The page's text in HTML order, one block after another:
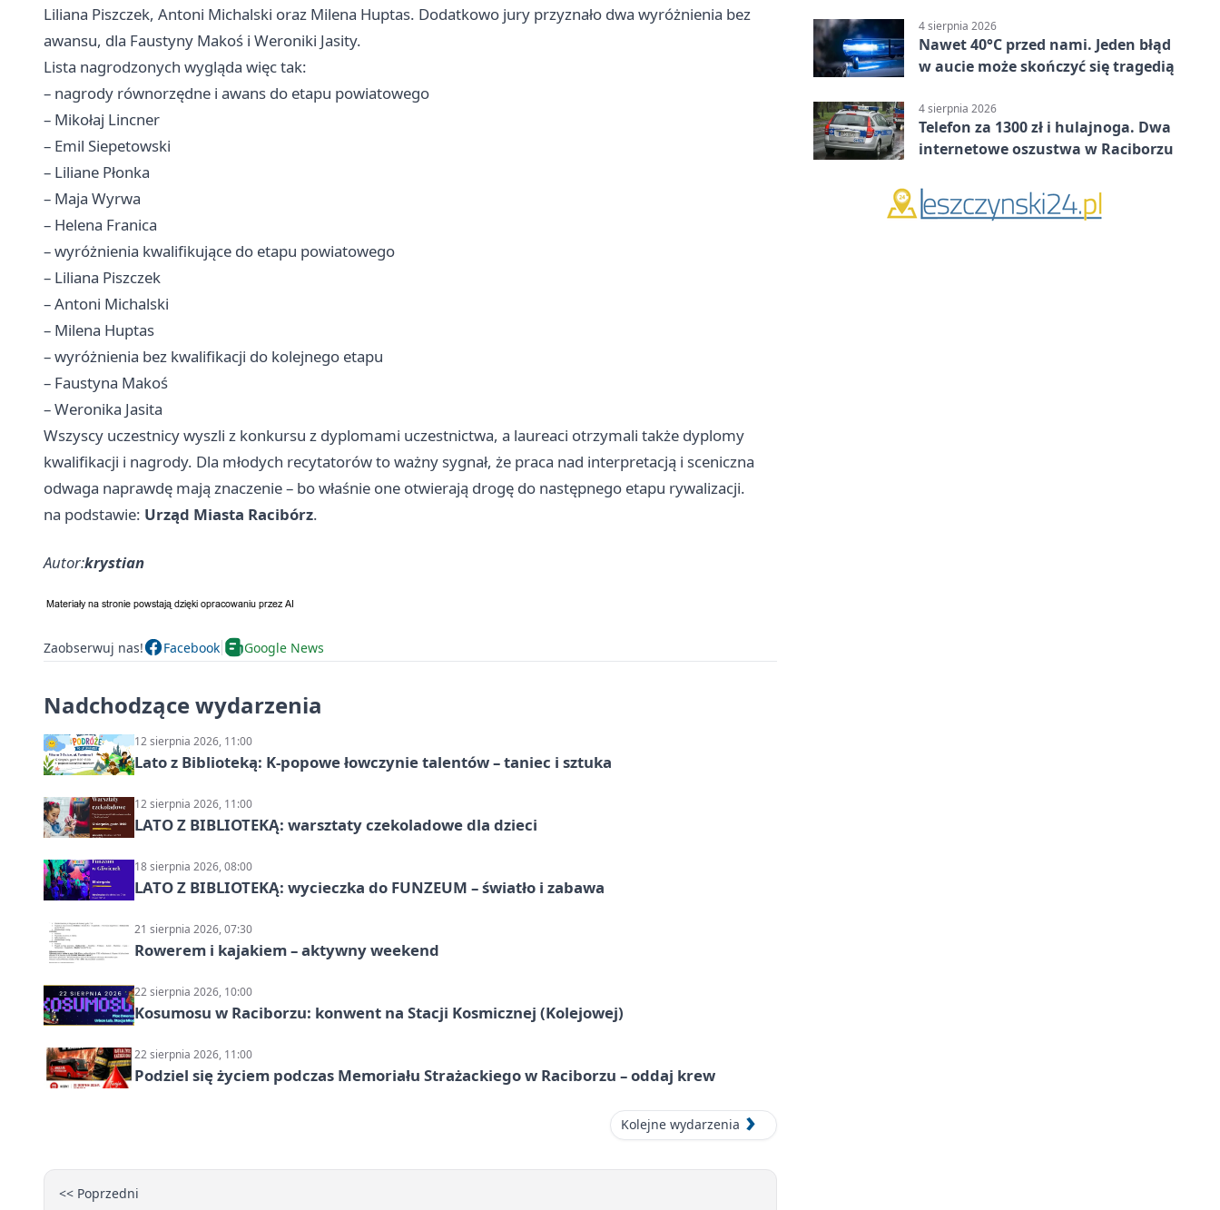
Liliana Piszczek, Antoni Michalski oraz Milena Huptas. Dodatkowo jury przyznało dwa wyróżnienia bez
awansu, dla Faustyny Makoś i Weroniki Jasity.
Lista nagrodzonych wygląda więc tak:
– nagrody równorzędne i awans do etapu powiatowego
– Mikołaj Lincner
– Emil Siepetowski
– Liliane Płonka
– Maja Wyrwa
– Helena Franica
– wyróżnienia kwalifikujące do etapu powiatowego
– Liliana Piszczek
– Antoni Michalski
– Milena Huptas
– wyróżnienia bez kwalifikacji do kolejnego etapu
– Faustyna Makoś
– Weronika Jasita
Wszyscy uczestnicy wyszli z konkursu z dyplomami uczestnictwa, a laureaci otrzymali także dyplomy
kwalifikacji i nagrody. Dla młodych recytatorów to ważny sygnał, że praca nad interpretacją i sceniczna
odwaga naprawdę mają znaczenie – bo właśnie one otwierają drogę do następnego etapu rywalizacji.
na podstawie: Urząd Miasta Racibórz.
Autor:krystian
Zaobserwuj nas! Facebook Google News
Nadchodzące wydarzenia
12 sierpnia 2026, 11:00
Lato z Biblioteką: K-popowe łowczynie talentów – taniec i sztuka
12 sierpnia 2026, 11:00
LATO Z BIBLIOTEKĄ: warsztaty czekoladowe dla dzieci
18 sierpnia 2026, 08:00
LATO Z BIBLIOTEKĄ: wycieczka do FUNZEUM – światło i zabawa
21 sierpnia 2026, 07:30
Rowerem i kajakiem – aktywny weekend
22 sierpnia 2026, 10:00
Kosumosu w Raciborzu: konwent na Stacji Kosmicznej (Kolejowej)
22 sierpnia 2026, 11:00
Podziel się życiem podczas Memoriału Strażackiego w Raciborzu – oddaj krew
Kolejne wydarzenia
<< Poprzedni
4 sierpnia 2026
Nawet 40°C przed nami. Jeden błąd
w aucie może skończyć się tragedią
4 sierpnia 2026
Telefon za 1300 zł i hulajnoga. Dwa
internetowe oszustwa w Raciborzu